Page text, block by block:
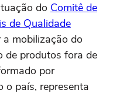
do Comitê de
de Qualidade
mobilização do
de produtos fora de
por
o país, representa